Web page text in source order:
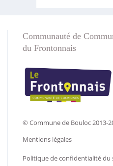
Communauté de
du Frontonnais
© Commune de Bouloc 2013-
Mentions légales
Politique de confidentialité du